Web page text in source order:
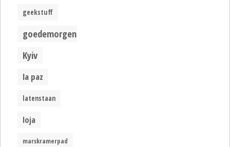
geekstuff
goedemorgen
Kyiv
la paz
latenstaan
loja
marskramerpad